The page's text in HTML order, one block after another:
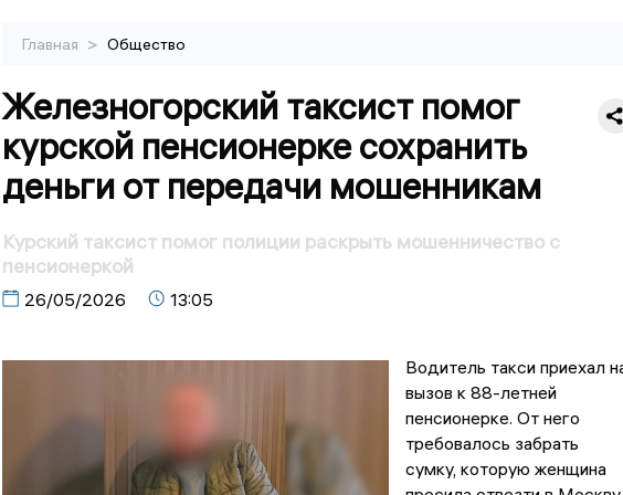
Главная > Общество
Железногорский таксист помог
курской пенсионерке сохранить
деньги от передачи мошенникам
Курский таксист помог полиции раскрыть мошенничество с
пенсионеркой
26/05/2026 13:05
Водитель такси приехал
вызов к 88-летней
пенсионерке. От него
требовалось забрать
сумку, которую женщина